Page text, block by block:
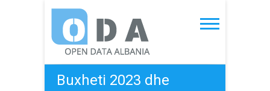
content
Open Data Albania
Buxheti 2023 dhe